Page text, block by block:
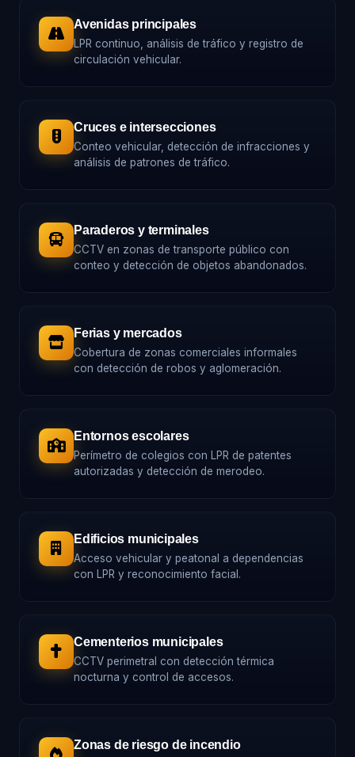
Avenidas principales
LPR continuo, análisis de tráfico y registro de
circulación vehicular.
Cruces e intersecciones
Conteo vehicular, detección de infracciones y
análisis de patrones de tráfico.
Paraderos y terminales
CCTV en zonas de transporte público con
conteo y detección de objetos abandonados.
Ferias y mercados
Cobertura de zonas comerciales informales
con detección de robos y aglomeración.
Entornos escolares
Perímetro de colegios con LPR de patentes
autorizadas y detección de merodeo.
Edificios municipales
Acceso vehicular y peatonal a dependencias
con LPR y reconocimiento facial.
Cementerios municipales
CCTV perimetral con detección térmica
nocturna y control de accesos.
Zonas de riesgo de incendio